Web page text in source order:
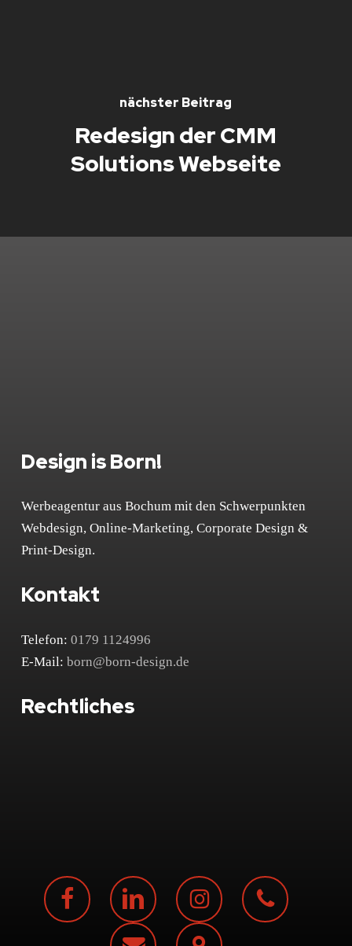
nächster Beitrag
Redesign der CMM
Solutions Webseite
Design is Born!
Werbeagentur aus Bochum mit den Schwerpunkten
Webdesign, Online-Marketing, Corporate Design &
Print-Design.
Kontakt
Telefon:0179 1124996
E-Mail:born@born-design.de
Rechtliches